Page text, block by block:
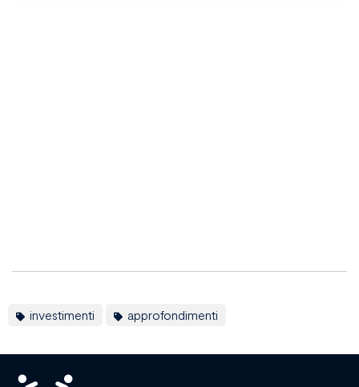
investimenti approfondimenti